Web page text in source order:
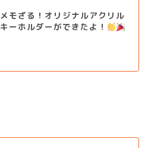
メモざる！オリジナルアクリル
キーホルダーができたよ！